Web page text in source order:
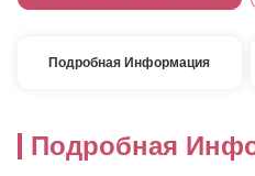
Подробная Информация
Подробная